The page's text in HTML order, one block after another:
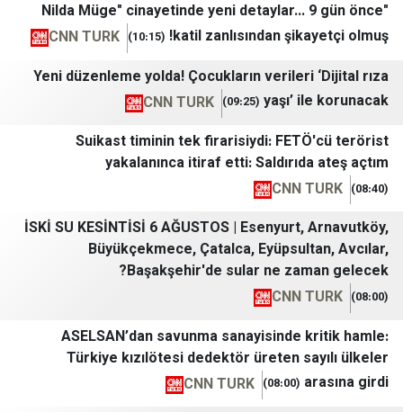
"Nilda Müge" cinayetinde yeni detaylar...
katil zanlısından
(10:15)
CNN TURK
Yeni düzenleme yolda! Çocukların verileri
yaşı’
(09:25)
CNN TURK
Suikast timinin tek firarisiydi:
yakalanınca itiraf etti:
CNN
İSKİ SU KESİNTİSİ 6 AĞUSTOS | Esenyurt,
Büyükçekmece, Çatalca,
Başakşehir'de sular ne
CNN
ASELSAN’dan savunma sanayisinde
Türkiye kızılötesi dedektör üreten
(08:00)
CNN TURK